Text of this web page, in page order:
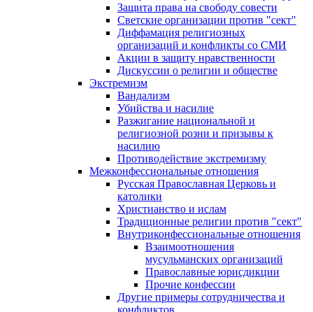
Защита права на свободу совести
Светские организации против "сект"
Диффамация религиозных
организаций и конфликты со СМИ
Акции в защиту нравственности
Дискуссии о религии и обществе
Экстремизм
Вандализм
Убийства и насилие
Разжигание национальной и
религиозной розни и призывы к
насилию
Противодействие экстремизму
Межконфессиональные отношения
Русская Православная Церковь и
католики
Христианство и ислам
Традиционные религии против "сект"
Внутриконфессиональные отношения
Взаимоотношения
мусульманских организаций
Православные юрисдикции
Прочие конфессии
Другие примеры сотрудничества и
конфликтов